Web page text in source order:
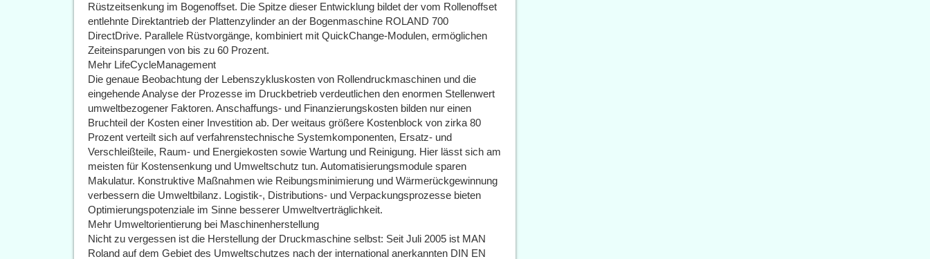
Rüstzeitsenkung im Bogenoffset. Die Spitze dieser Entwicklung bildet der vom Rollenoffset
entlehnte Direktantrieb der Plattenzylinder an der Bogenmaschine ROLAND 700
DirectDrive. Parallele Rüstvorgänge, kombiniert mit QuickChange-Modulen, ermöglichen
Zeiteinsparungen von bis zu 60 Prozent.
Mehr LifeCycleManagement
Die genaue Beobachtung der Lebenszykluskosten von Rollendruckmaschinen und die
eingehende Analyse der Prozesse im Druckbetrieb verdeutlichen den enormen Stellenwert
umweltbezogener Faktoren. Anschaffungs- und Finanzierungskosten bilden nur einen
Bruchteil der Kosten einer Investition ab. Der weitaus größere Kostenblock von zirka 80
Prozent verteilt sich auf verfahrenstechnische Systemkomponenten, Ersatz- und
Verschleißteile, Raum- und Energiekosten sowie Wartung und Reinigung. Hier lässt sich am
meisten für Kostensenkung und Umweltschutz tun. Automatisierungsmodule sparen
Makulatur. Konstruktive Maßnahmen wie Reibungsminimierung und Wärmerückgewinnung
verbessern die Umweltbilanz. Logistik-, Distributions- und Verpackungsprozesse bieten
Optimierungspotenziale im Sinne besserer Umweltverträglichkeit.
Mehr Umweltorientierung bei Maschinenherstellung
Nicht zu vergessen ist die Herstellung der Druckmaschine selbst: Seit Juli 2005 ist MAN
Roland auf dem Gebiet des Umweltschutzes nach der international anerkannten DIN EN